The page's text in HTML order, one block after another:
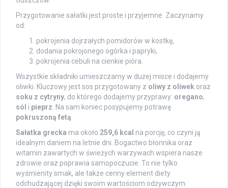
Przygotowanie sałatki jest proste i przyjemne. Zaczynamy
od:
pokrojenia dojrzałych pomidorów w kostkę,
dodania pokrojonego ogórka i papryki,
pokrojenia cebuli na cienkie pióra.
Wszystkie składniki umieszczamy w dużej misce i dodajemy
oliwki. Kluczowy jest sos przygotowany z oliwy z oliwek oraz
soku z cytryny, do którego dodajemy przyprawy: oregano,
sól i pieprz . Na sam koniec posypujemy potrawę
pokruszoną fetą
Sałatka grecka ma około 259,6 kcal na porcję, co czyni ją
idealnym daniem na letnie dni. Bogactwo błonnika oraz
witamin zawartych w świeżych warzywach wspiera nasze
zdrowie oraz poprawia samopoczucie. To nie tylko
wyśmienity smak, ale także cenny element diety
odchudzającej dzięki swoim wartościom odżywczym.